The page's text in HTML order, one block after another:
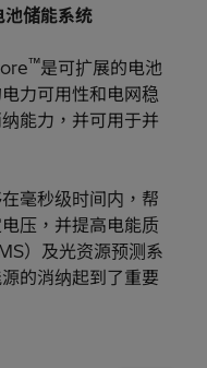
池储能系统
™是可扩展的电池
力可用性和电网稳
能力，并可用于并
毫秒级时间内，帮
压，并提高电能质
）及光资源预测系
的消纳起到了重要